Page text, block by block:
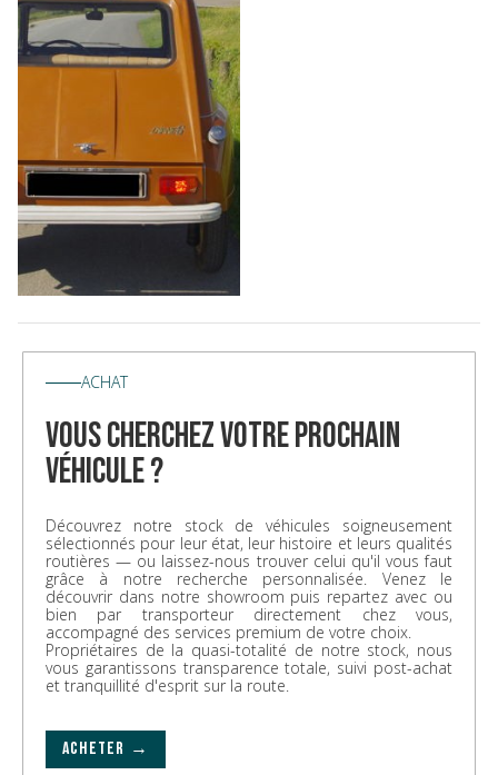
ACHAT
vous cherchez votre prochain
véhicule ?
Découvrez notre stock de véhicules soigneusement
sélectionnés pour leur état, leur histoire et leurs qualités
routières — ou laissez-nous trouver celui qu'il vous faut
grâce à notre recherche personnalisée. Venez le
découvrir dans notre showroom puis repartez avec ou
bien par transporteur directement chez vous,
accompagné des services premium de votre choix.
Propriétaires de la quasi-totalité de notre stock, nous
vous garantissons transparence totale, suivi post-achat
et tranquillité d'esprit sur la route.
ACHETER →